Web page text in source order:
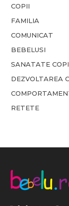
COPII
FAMILIA
COMUNICAT
BEBELUSI
SANATATE
DEZVOLTAREA
RETETE